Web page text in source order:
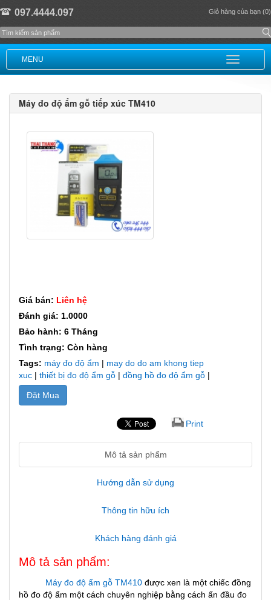
097.4444.097 Giỏ hàng của bạn (0)
MENU
Máy đo độ ẩm gỗ tiếp xúc TM410
Giá bán: Liên hệ
Đánh giá: 1.0000
Bảo hành: 6 Tháng
Tình trạng: Còn hàng
Tags: máy đo độ ẩm | may do do am khong tiep
xuc | thiết bị đo độ ẩm gỗ | đồng hồ đo độ ẩm gỗ |
Đặt Mua
Print
Mô tả sản phẩm
Hướng dẫn sử dụng
Thông tin hữu ích
Khách hàng đánh giá
Mô tả sản phẩm:
Máy đo độ ẩm gỗ TM410 được xen là một chiếc đồng
hồ đo độ ẩm một cách chuyên nghiệp bằng cách ấn đầu đo